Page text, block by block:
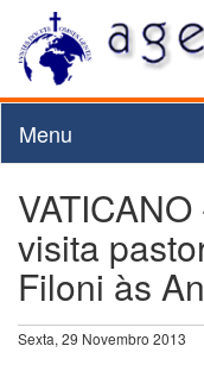
Menu
visita
Filoni às
Sexta, 29 Novembro 2013